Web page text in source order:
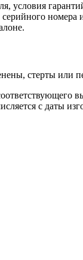
стерты или
с даты